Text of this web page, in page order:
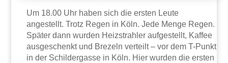
Um 18.00 Uhr haben sich die ersten Leute
angestellt. Trotz Regen in Köln. Jede Menge Regen.
Später dann wurden Heizstrahler aufgestellt, Kaffee
ausgeschenkt und Brezeln verteilt – vor dem T-Punkt
in der Schildergasse in Köln. Hier wurden die ersten